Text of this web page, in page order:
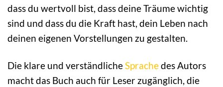
dass du wertvoll bist, dass deine Träume wichtig
sind und dass du die Kraft hast, dein Leben nach
deinen eigenen Vorstellungen zu gestalten.
Die klare und verständlicheSprachedes Autors
macht das Buch auch für Leser zugänglich, die